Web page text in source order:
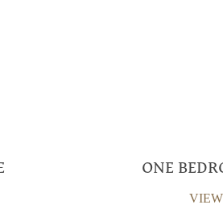
ONE